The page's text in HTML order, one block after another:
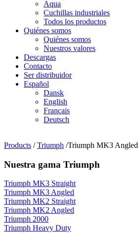
Aqua
Cuchillas industriales
Todos los productos
Quiénes somos
Quiénes somos
Nuestros valores
Descargas
Contacto
Ser distribuidor
Español
Dansk
English
Français
Deutsch
Products /Triumph /Triumph MK3 Angled
Nuestra gama Triumph
Triumph MK3 Straight
Triumph MK3 Angled
Triumph MK2 Straight
Triumph MK2 Angled
Triumph 2000
Triumph Heavy Duty